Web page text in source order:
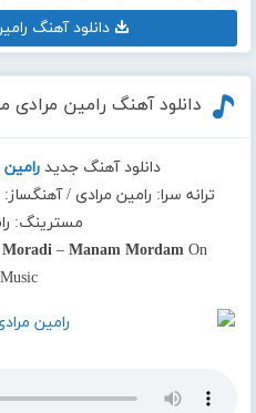
دانلود آهنگ
دانلود آهنگ رامین مرادی
دانلود آهنگ جدید
ترانه سرا: رامین مرادی /
مسترینگ:
– Manam Mordam On